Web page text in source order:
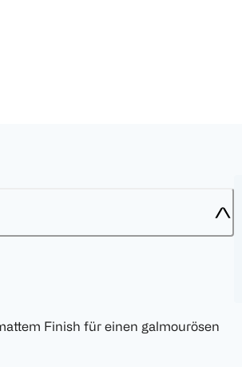
Finish für einen galmourösen